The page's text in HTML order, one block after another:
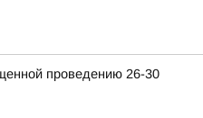
проведению 26-30